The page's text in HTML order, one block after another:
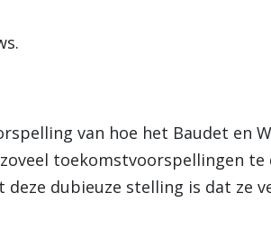
van hoe het Baudet en
toekomstvoorspellingen te
dubieuze stelling is dat ze